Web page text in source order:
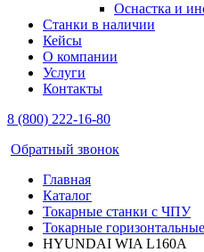
Оснастка и
Станки в наличии
Кейсы
О компании
Услуги
Контакты
8 (800) 222-16-80
Обратный звонок
Главная
Каталог
Токарные станки с ЧПУ
Токарные
HYUNDAI WIA L160A